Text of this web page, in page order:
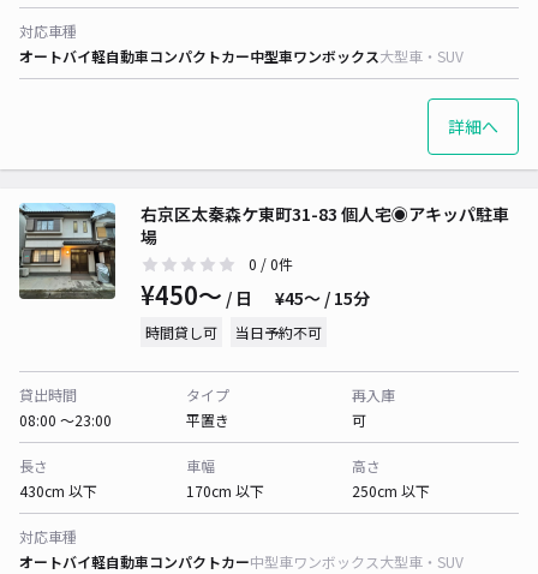
対応車種
オートバイ軽自動車コンパクトカー中型車ワンボックス大型車・SUV
詳細へ
右京区太秦森ケ東町31-83 個人宅◉アキッパ駐車
場
0 / 0件
¥450〜 / 日 ¥45〜 / 15分
時間貸し可 当日予約不可
貸出時間
08:00 〜23:00
タイプ
平置き
再入庫
可
長さ
430cm 以下
車幅
170cm 以下
高さ
250cm 以下
対応車種
オートバイ軽自動車コンパクトカー中型車ワンボックス大型車・SUV